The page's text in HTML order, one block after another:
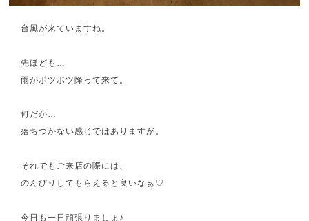
台風が来ていますね。
先ほども…
雨がポツポツ降って来て。
何だか…
落ちつかない感じではありますが。
それでもご来店の際には、
のんびりしてもらえると良いなぁ♡
今日も一日頑張りましょ♪